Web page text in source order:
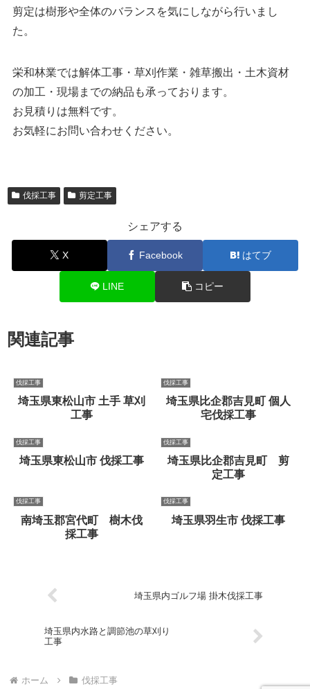
剪定は樹形や全体のバランスを気にしながら行いまし
た。
栄和林業では解体工事・草刈作業・雑草搬出・土木資材
の加工・現場までの納品も承っております。
お見積りは無料です。
お気軽にお問い合わせください。
伐採工事 剪定工事
シェアする
X Facebook はてブ
LINE コピー
関連記事
伐採工事
埼玉県東松山市 土手 草刈
工事
伐採工事
埼玉県比企郡吉見町 個人
宅伐採工事
伐採工事
埼玉県東松山市 伐採工事
伐採工事
埼玉県比企郡吉見町 剪
定工事
伐採工事
南埼玉郡宮代町 樹木伐
採工事
伐採工事
埼玉県羽生市 伐採工事
埼玉県内ゴルフ場 掛木伐採工事
埼玉県内水路と調節池の草刈り
工事
ホーム 伐採工事